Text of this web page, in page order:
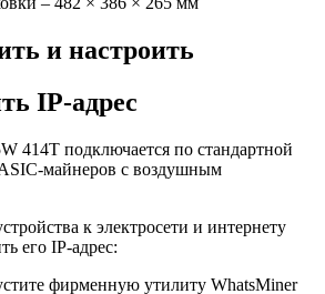
и настроить
IP-адрес
414T подключается по стандартной
майнеров с воздушным
к электросети и интернету
его IP-адрес:
фирменную утилиту WhatsMiner